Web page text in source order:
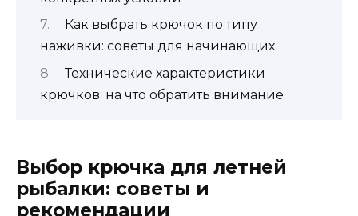
Как выбрать крючок по типу
наживки: советы для начинающих
Технические характеристики
крючков: на что обратить внимание
Выбор крючка для летней
рыбалки: советы и
рекомендации